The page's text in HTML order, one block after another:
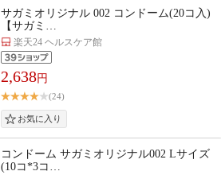
サガミオリジナル 002 コンドーム(20コ入)
【サガミ…
楽天24 ヘルスケア館
2,638円
(24)
コンドーム サガミオリジナル002 Lサイズ
(10コ*3コ…